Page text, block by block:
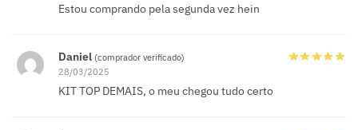
Estou comprando pela segunda vez hein
Daniel (comprador verificado)
28/03/2025
KIT TOP DEMAIS, o meu chegou tudo certo